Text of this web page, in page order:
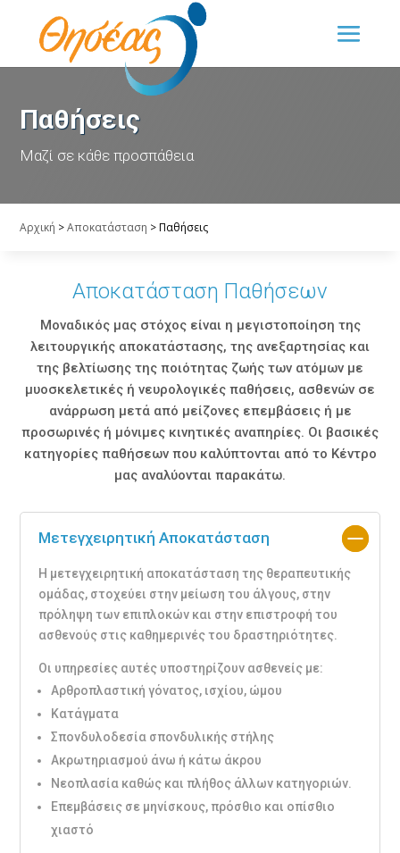
Παθήσεις
Μαζί σε κάθε προσπάθεια
Αρχική >Αποκατάσταση >Παθήσεις
Αποκατάσταση Παθήσεων
Mοναδικός μας στόχος είναι η μεγιστοποίηση της
λειτουργικής αποκατάστασης, της ανεξαρτησίας και
της βελτίωσης της ποιότητας ζωής των ατόμων με
μυοσκελετικές ή νευρολογικές παθήσεις, ασθενών σε
ανάρρωση μετά από μείζονες επεμβάσεις ή με
προσωρινές ή μόνιμες κινητικές αναπηρίες. Οι βασικές
κατηγορίες παθήσεων που καλύπτονται από το Κέντρο
μας αναλύονται παρακάτω.
Μετεγχειρητική Αποκατάσταση
Η μετεγχειρητική αποκατάσταση της θεραπευτικής
ομάδας, στοχεύει στην μείωση του άλγους, στην
πρόληψη των επιπλοκών και στην επιστροφή του
ασθενούς στις καθημερινές του δραστηριότητες.
Οι υπηρεσίες αυτές υποστηρίζουν ασθενείς με:
Αρθροπλαστική γόνατος, ισχίου, ώμου
Κατάγματα
Σπονδυλοδεσία σπονδυλικής στήλης
Ακρωτηριασμού άνω ή κάτω άκρου
Νεοπλασία καθώς και πλήθος άλλων κατηγοριών.
Επεμβάσεις σε μηνίσκους, πρόσθιο και οπίσθιο
χιαστό